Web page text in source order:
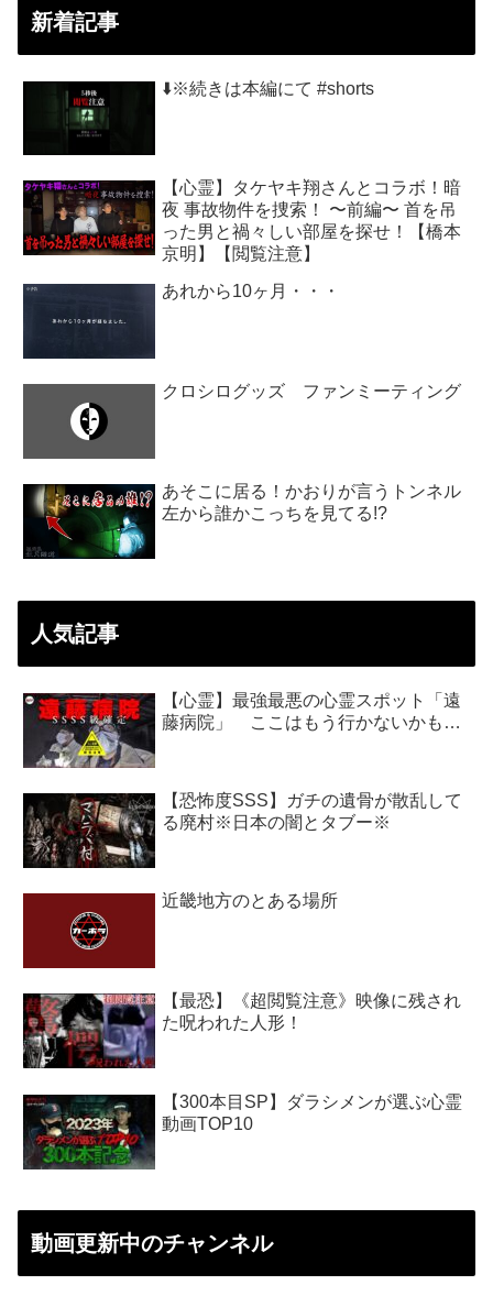
新着記事
⬇️※続きは本編にて #shorts
【心霊】タケヤキ翔さんとコラボ！暗
夜 事故物件を捜索！ 〜前編〜 首を吊
った男と禍々しい部屋を探せ！【橋本
京明】【閲覧注意】
あれから10ヶ月・・・
クロシログッズ ファンミーティング
あそこに居る！かおりが言うトンネル
左から誰かこっちを見てる!?
人気記事
【心霊】最強最悪の心霊スポット「遠
藤病院」 ここはもう行かないかも…
【恐怖度SSS】ガチの遺骨が散乱して
る廃村※日本の闇とタブー※
近畿地方のとある場所
【最恐】《超閲覧注意》映像に残され
た呪われた人形！
【300本目SP】ダラシメンが選ぶ心霊
動画TOP10
動画更新中のチャンネル